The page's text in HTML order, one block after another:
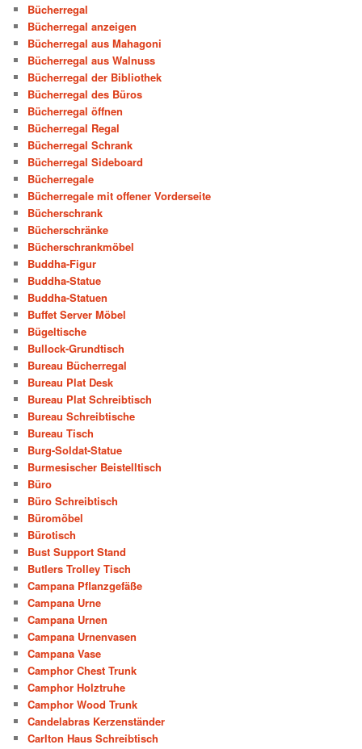
Bücherregal
Bücherregal anzeigen
Bücherregal aus Mahagoni
Bücherregal aus Walnuss
Bücherregal der Bibliothek
Bücherregal des Büros
Bücherregal öffnen
Bücherregal Regal
Bücherregal Schrank
Bücherregal Sideboard
Bücherregale
Bücherregale mit offener Vorderseite
Bücherschrank
Bücherschränke
Bücherschrankmöbel
Buddha-Figur
Buddha-Statue
Buddha-Statuen
Buffet Server Möbel
Bügeltische
Bullock-Grundtisch
Bureau Bücherregal
Bureau Plat Desk
Bureau Plat Schreibtisch
Bureau Schreibtische
Bureau Tisch
Burg-Soldat-Statue
Burmesischer Beistelltisch
Büro
Büro Schreibtisch
Büromöbel
Bürotisch
Bust Support Stand
Butlers Trolley Tisch
Campana Pflanzgefäße
Campana Urne
Campana Urnen
Campana Urnenvasen
Campana Vase
Camphor Chest Trunk
Camphor Holztruhe
Camphor Wood Trunk
Candelabras Kerzenständer
Carlton Haus Schreibtisch